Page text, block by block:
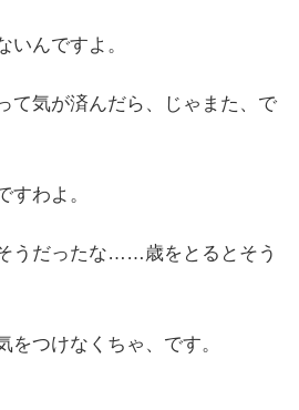
いんですよ。
て気が済んだら、じゃまた、で
すわよ。
うだったな……歳をとるとそう
つけなくちゃ、です。